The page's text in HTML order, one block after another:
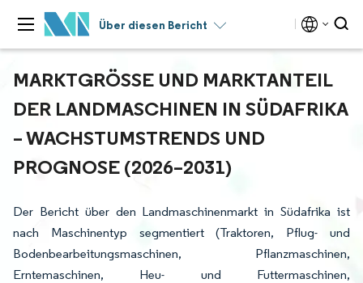
Über diesen Bericht
MARKTGRÖSSE UND MARKTANTEIL D
ER LANDMASCHINEN IN SÜDAFRIKA –
WACHSTUMSTRENDS UND P
ROGNOSE (2026–2031)
Der Bericht über den Landmaschinenmarkt in Südafrika ist
nach Maschinentyp segmentiert (Traktoren, Pflug- und
Bodenbearbeitungsmaschinen, Pflanzmaschinen,
Erntemaschinen, Heu- und Futtermaschinen,